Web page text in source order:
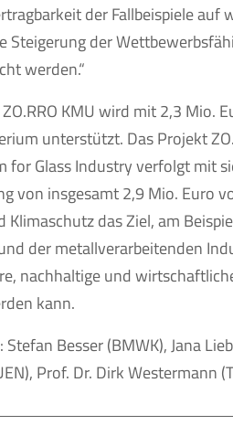
der Fallbeispiele auf
Steigerung der
werden.“
KMU wird mit 2,3 Mio.
unterstützt. Das Projekt
for Glass Industry verfolgt mit
von insgesamt 2,9 Mio. Euro
das Ziel, am
der metallverarbeitenden
nachhaltige und
kann.
Stefan Besser (BMWK), Jana
Prof. Dr. Dirk Westermann